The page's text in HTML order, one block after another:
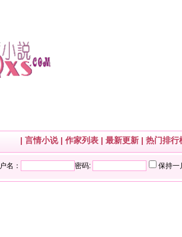
| 言情小说| 作家列表 | 最新更新 | 热门排行